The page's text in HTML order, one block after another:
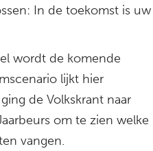
In de toekomst is uw
wordt de komende
lijkt hier
de Volkskrant naar
om te zien welke
vangen.